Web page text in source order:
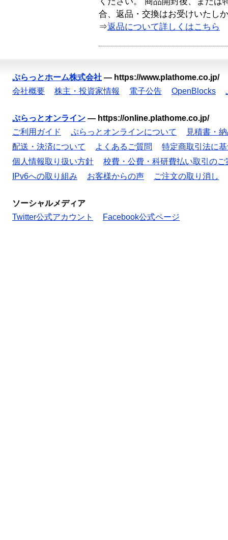
合、返品・交換はお受けいたし
⇒返品について詳しくはこちら
ぷらっとホーム株式会社 — https://www.plathome.co.jp/
会社概要
株主・投資家情報 電子公告 OpenBlocks
ぷらっとオンライン — https://online.plathome.co.jp/
ご利用ガイド
ぷらっとオンラインについて
見積書・
配送・決済について
よくあるご質問
特定商取引法に
個人情報取り扱い方針
校費・公費・科研費払い取引のご
IPv6への取り組み
お客様からの声 ご注文の取り消し
ソーシャルメディア
Twitter公式アカウント
Facebook公式ページ